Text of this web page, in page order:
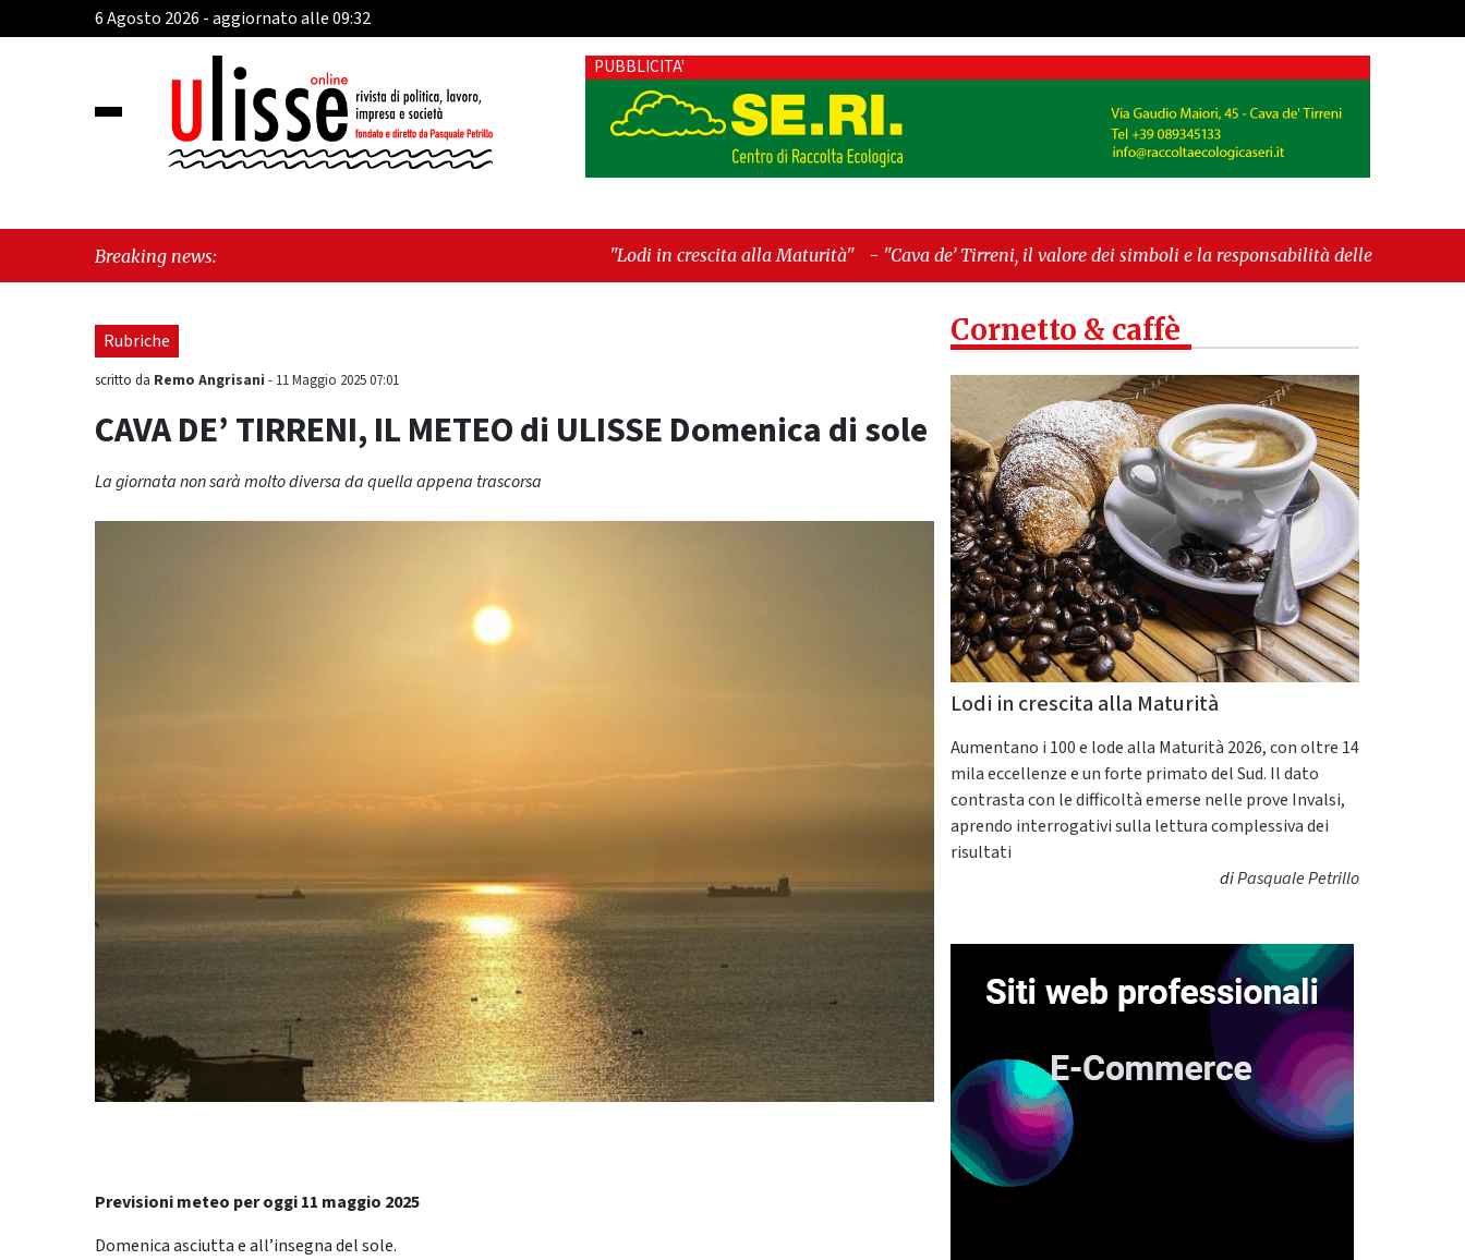
6 Agosto 2026 - aggiornato alle 09:32
PUBBLICITA'
Breaking news: "Lodi in crescita alla Maturità" -"Cava de’ Tirreni, il valore dei simboli e la responsabilità delle azioni"
Rubriche
scritto da Remo Angrisani - 11 Maggio 2025 07:01
CAVA DE’ TIRRENI, IL METEO di ULISSE Domenica di sole
La giornata non sarà molto diversa da quella appena trascorsa
Previsioni meteo per oggi 11 maggio 2025
Domenica asciutta e all’insegna del sole.
Cornetto & caffè
Lodi in crescita alla Maturità
Aumentano i 100 e lode alla Maturità 2026, con oltre 14
mila eccellenze e un forte primato del Sud. Il dato
contrasta con le difficoltà emerse nelle prove Invalsi,
aprendo interrogativi sulla lettura complessiva dei
risultati
diPasquale Petrillo